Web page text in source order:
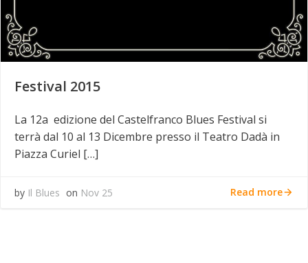
Festival 2015
La 12a edizione del Castelfranco Blues Festival si
terrà dal 10 al 13 Dicembre presso il Teatro Dadà in
Piazza Curiel […]
by Il Blues on Nov 25 Read more